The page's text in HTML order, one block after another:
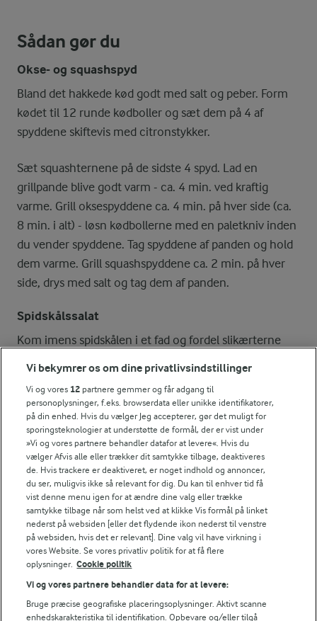
Sådan gør du
Okse- og squashspyd
Bland det hakkede kød godt med salt og peber. Form
kødet til 12 runde kødboller og sæt dem på 4 af
spyddene skiftevis med citronstykker.
Sæt squashternene på de sidste 4 spyd. Lad en
grillpande blive godt varm - ca. 4 min. ved kraftig
varme. Grill oksespyddene ca. 4 min. på hver side (ca.
8 min. i alt) - løsn kødbollerne med en paletkniv inden
du vender spyddene. Tag spyddene af panden og hold
dem varme. Grill squashspyddene ca. 2 min. på hver
side, drys med salt og tag dem af panden.
Spidskålssalat
Kom imens spidskålen i et fad og fordel slikærterne
smuldrede ost, sennepsspirer og sesamfrø på salaten
og server den sammen med ristet brød og varme
okse- og squashspyd.
Bedømmelse
1 2 3 4 5
NÆRINGSINDHOLD, PR 100 G
Energiindhold:
Vi bekymrer os om dine privatlivsindstillinger
Vi og vores 12 partnere gemmer og får adgang til
personoplysninger, f.eks. browserdata eller unikke identifikatorer,
på din enhed. Hvis du vælger Jeg accepterer, gør det muligt for
sporingsteknologier at understøtte de formål, der er vist under
»Vi og vores partnere behandler datafor at levere«. Hvis du
vælger Afvis alle eller trækker dit samtykke tilbage, deaktiveres
de. Hvis trackere er deaktiveret, er noget indhold og annoncer,
du ser, muligvis ikke så relevant for dig. Du kan til enhver tid få
vist denne menu igen for at ændre dine valg eller trække
samtykke tilbage når som helst ved at klikke Vis formål på linket
nederst på websiden [eller det flydende ikon nederst til venstre
på websiden, hvis det er relevant]. Dine valg vil have virkning i
vores Website. Se vores privatliv politik for at få flere
oplysninger. Cookie politik
Vi og vores partnere behandler data for at levere:
Bruge præcise geografiske placeringsoplysninger. Aktivt scanne
enhedskarakteristika til identifikation. Opbevare og/eller tilgå